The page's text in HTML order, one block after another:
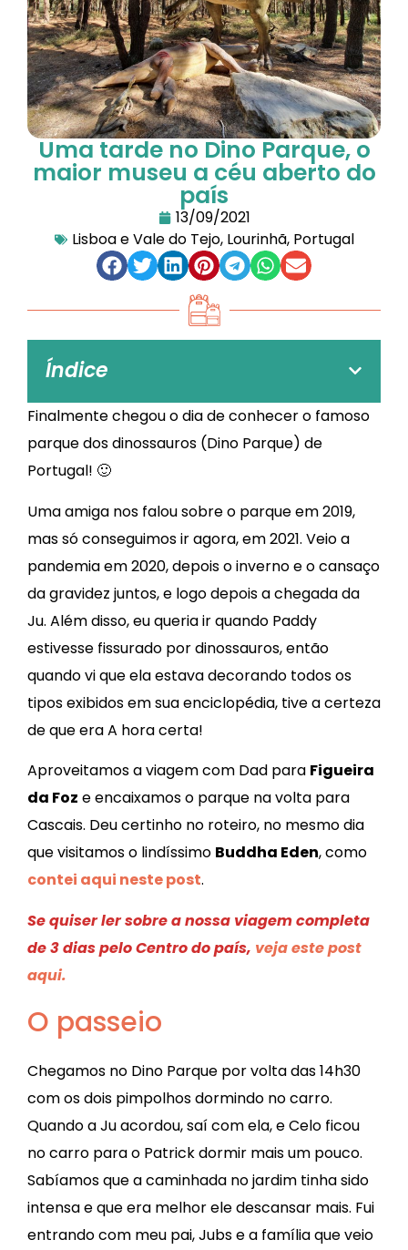
Uma tarde no Dino Parque, o
maior museu a céu aberto do
país
13/09/2021
Lisboa e Vale do Tejo, Lourinhã, Portugal
Índice
Finalmente chegou o dia de conhecer o famoso
parque dos dinossauros (Dino Parque) de
Portugal! 🙂
Uma amiga nos falou sobre o parque em 2019,
mas só conseguimos ir agora, em 2021. Veio a
pandemia em 2020, depois o inverno e o cansaço
da gravidez juntos, e logo depois a chegada da
Ju. Além disso, eu queria ir quando Paddy
estivesse fissurado por dinossauros, então
quando vi que ela estava decorando todos os
tipos exibidos em sua enciclopédia, tive a certeza
de que era A hora certa!
Aproveitamos a viagem com Dad para Figueira
da Foz e encaixamos o parque na volta para
Cascais. Deu certinho no roteiro, no mesmo dia
que visitamos o lindíssimo Buddha Eden, como
contei aqui neste post.
Se quiser ler sobre a nossa viagem completa
de 3 dias pelo Centro do país, veja este post
aqui.
O passeio
Chegamos no Dino Parque por volta das 14h30
com os dois pimpolhos dormindo no carro.
Quando a Ju acordou, saí com ela, e Celo ficou
no carro para o Patrick dormir mais um pouco.
Sabíamos que a caminhada no jardim tinha sido
intensa e que era melhor ele descansar mais. Fui
entrando com meu pai, Jubs e a família que veio